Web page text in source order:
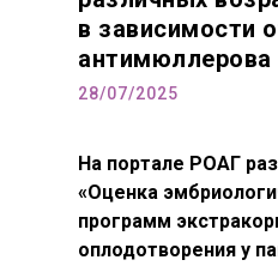
в зависимости
антимюллерова
28/07/2025
На портале РОАГ
«Оценка
программ
оплодотворения у